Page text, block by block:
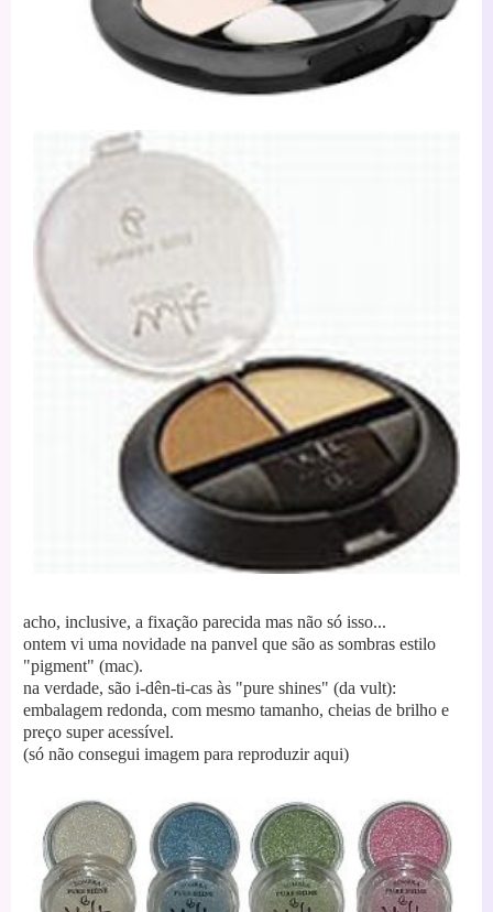
acho, inclusive, a fixação parecida mas não só isso...
ontem vi uma novidade na panvel que são as sombras estilo
"pigment" (mac).
na verdade, são i-dên-ti-cas às "pure shines" (da vult):
embalagem redonda, com mesmo tamanho, cheias de brilho e
preço super acessível.
(só não consegui imagem para reproduzir aqui)